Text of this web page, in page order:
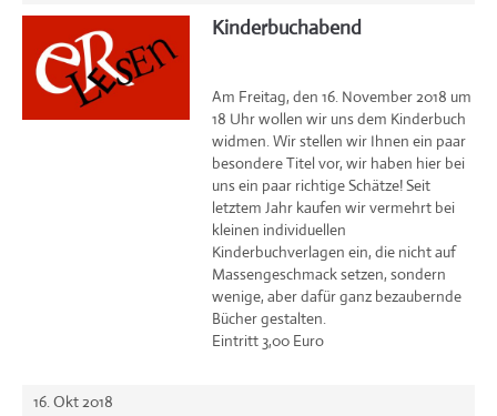
Kinderbuchabend
Am Freitag, den 16. November 2018 um
18 Uhr wollen wir uns dem Kinderbuch
widmen. Wir stellen wir Ihnen ein paar
besondere Titel vor, wir haben hier bei
uns ein paar richtige Schätze! Seit
letztem Jahr kaufen wir vermehrt bei
kleinen individuellen
Kinderbuchverlagen ein, die nicht auf
Massengeschmack setzen, sondern
wenige, aber dafür ganz bezaubernde
Bücher gestalten.
Eintritt 3,00 Euro
16. Okt 2018